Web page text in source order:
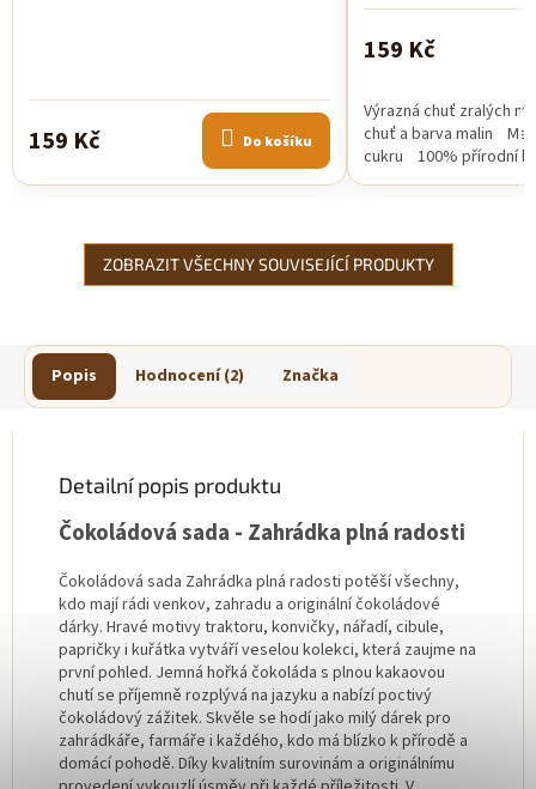
159 Kč Do košíku
159 Kč
Výrazná chuť zralých
chuť a barva malin
cukru 100% přírodní
ZOBRAZIT VŠECHNY SOUVISEJÍCÍ PRODUKTY
Popis Hodnocení (2) Značka
Detailní popis produktu
Čokoládová sada - Zahrádka plná radosti
Čokoládová sada Zahrádka plná radosti potěší všechny,
kdo mají rádi venkov, zahradu a originální čokoládové
dárky. Hravé motivy traktoru, konvičky, nářadí, cibule,
papričky i kuřátka vytváří veselou kolekci, která zaujme na
první pohled. Jemná hořká čokoláda s plnou kakaovou
chutí se příjemně rozplývá na jazyku a nabízí poctivý
čokoládový zážitek. Skvěle se hodí jako milý dárek pro
zahrádkáře, farmáře i každého, kdo má blízko k přírodě a
domácí pohodě. Díky kvalitním surovinám a originálnímu